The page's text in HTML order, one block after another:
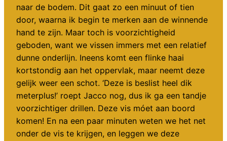
naar de bodem. Dit gaat zo een minuut of tien
door, waarna ik begin te merken aan de winnende
hand te zijn. Maar toch is voorzichtigheid
geboden, want we vissen immers met een relatief
dunne onderlijn. Ineens komt een flinke haai
kortstondig aan het oppervlak, maar neemt deze
gelijk weer een schot. ‘Deze is beslist heel dik
meterplus!’ roept Jacco nog, dus ik ga een tandje
voorzichtiger drillen. Deze vis móet aan boord
komen! En na een paar minuten weten we het net
onder de vis te krijgen, en leggen we deze